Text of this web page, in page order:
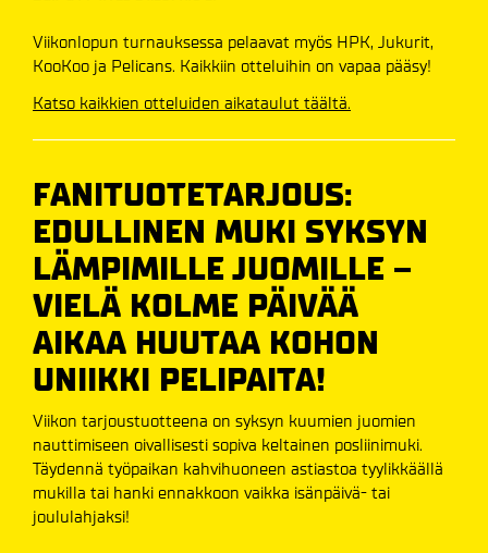
Viikonlopun turnauksessa pelaavat myös HPK, Jukurit,
KooKoo ja Pelicans. Kaikkiin otteluihin on vapaa pääsy!
Katso kaikkien otteluiden aikataulut täältä.
FANITUOTETARJOUS:
EDULLINEN MUKI SYKSYN
LÄMPIMILLE JUOMILLE –
VIELÄ KOLME PÄIVÄÄ
AIKAA HUUTAA KOHON
UNIIKKI PELIPAITA!
Viikon tarjoustuotteena on syksyn kuumien juomien
nauttimiseen oivallisesti sopiva keltainen posliinimuki.
Täydennä työpaikan kahvihuoneen astiastoa tyylikkäällä
mukilla tai hanki ennakkoon vaikka isänpäivä- tai
joululahjaksi!